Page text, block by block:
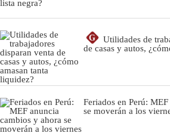
G
Utilidades de
de casas y autos,
Feriados en Perú:
se moverán a los